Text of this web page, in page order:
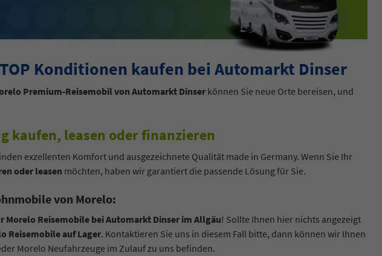
Konditionen kaufen bei Automarkt Dinser
Premium-Reisemobil von Automarkt Dinserkönnen Sie neue Orte bereisen, und
kaufen, leasen oder finanzieren
exzellenten Komfort und ausgezeichnete Qualität made in Germany. Wenn Sie Ihr
oder leasen möchten, haben wir garantiert die passende Lösung für Sie.
von Morelo:
Morelo Reisemobile bei Automarkt Dinser im Allgäu! Sollte Ihnen hier nichts angezeigt
Reisemobile auf Lager. Kontaktieren Sie uns in diesem Fall bitte, dann können wir Ihnen
Morelo Neufahrzeuge im Zulauf zu uns befinden.